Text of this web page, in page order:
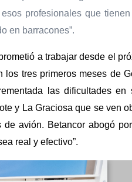
profesionales que
en barracones”.
a trabajar desde el
tres primeros meses de
las dificultades en
y La Graciosa que se ven
avión. Betancor abogó
real y efectivo”.